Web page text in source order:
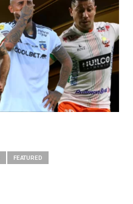
FEATURED